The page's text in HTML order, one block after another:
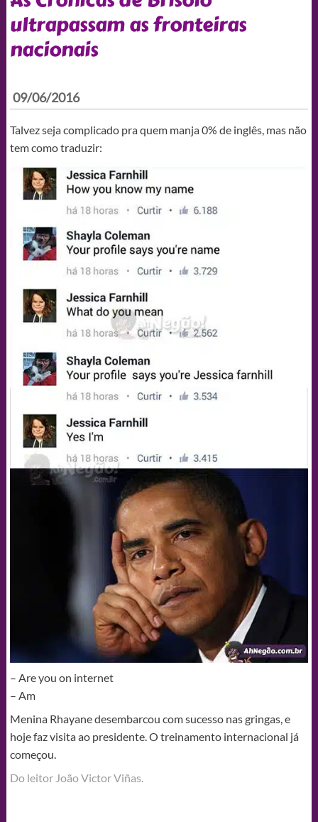
ultrapassam as fronteiras
nacionais
09/06/2016
Talvez seja complicado pra quem manja 0% de inglês, mas não
tem como traduzir:
– Are you on internet
– Am
Menina Rhayane desembarcou com sucesso nas gringas, e
hoje faz visita ao presidente. O treinamento internacional já
começou.
Do leitor João Victor Viñas.